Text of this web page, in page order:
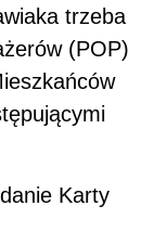
trzeba
(POP)
Karty